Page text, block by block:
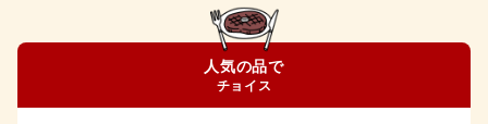
人気の品で
チョイス